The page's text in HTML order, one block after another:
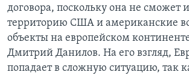
договора, поскольку она не сможет
территорию США и американские
объекты на европейском
Дмитрий Данилов. На его взгляд,
попадает в сложную ситуацию, так